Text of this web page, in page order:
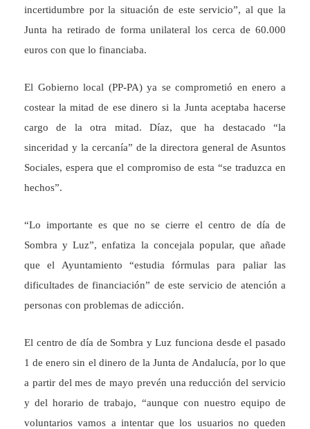
incertidumbre por la situación de este servicio”, al que la
Junta ha retirado de forma unilateral los cerca de 60.000
euros con que lo financiaba.
El Gobierno local (PP-PA) ya se comprometió en enero a
costear la mitad de ese dinero si la Junta aceptaba hacerse
cargo de la otra mitad. Díaz, que ha destacado “la
sinceridad y la cercanía” de la directora general de Asuntos
Sociales, espera que el compromiso de esta “se traduzca en
hechos”.
“Lo importante es que no se cierre el centro de día de
Sombra y Luz”, enfatiza la concejala popular, que añade
que el Ayuntamiento “estudia fórmulas para paliar las
dificultades de financiación” de este servicio de atención a
personas con problemas de adicción.
El centro de día de Sombra y Luz funciona desde el pasado
1 de enero sin el dinero de la Junta de Andalucía, por lo que
a partir del mes de mayo prevén una reducción del servicio
y del horario de trabajo, “aunque con nuestro equipo de
voluntarios vamos a intentar que los usuarios no queden